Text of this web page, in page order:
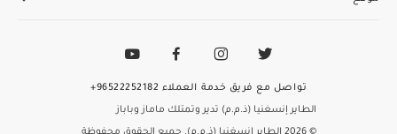
الطاير إنسغنيا (ذ.م.م) تدير وتمتلك ماماز وباباز
تواصل مع فريق خدمة العملاء 96522252182+